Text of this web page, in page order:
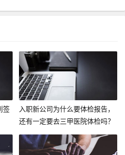
签
入职新公司为什么要体检报告，
还有一定要去三甲医院体检吗？